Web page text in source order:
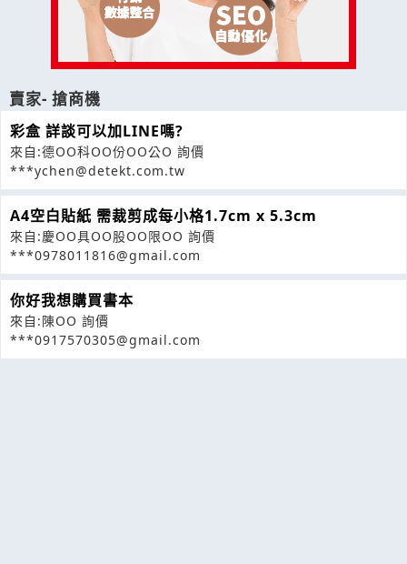
賣家- 搶商機
彩盒 詳談可以加LINE嗎?
來自:德OO科OO份OO公O 詢價
***ychen@detekt.com.tw
A4空白貼紙 需裁剪成每小格1.7cm x 5.3cm
來自:慶OO具OO股OO限OO 詢價
***0978011816@gmail.com
你好我想購買書本
來自:陳OO 詢價
***0917570305@gmail.com